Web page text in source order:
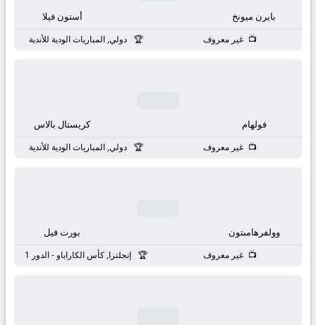
مباريات
مباشر
live
بايرن ميونخ أستون فيلا
غير معروف دولي, المباريات الودية للأندية
فولهام كريستال بالاس
غير معروف دولي, المباريات الودية للأندية
وولفرهامبتون بورت فيل
غير معروف إنجلترا, كأس الكاراباو - الدور 1